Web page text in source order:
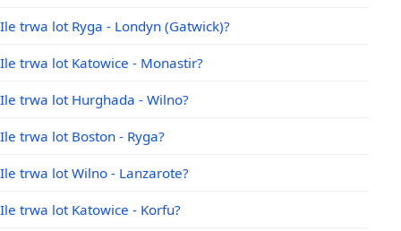
Ile trwa lot Ryga - Londyn (Gatwick)?
Ile trwa lot Katowice - Monastir?
Ile trwa lot Hurghada - Wilno?
Ile trwa lot Boston - Ryga?
Ile trwa lot Wilno - Lanzarote?
Ile trwa lot Katowice - Korfu?